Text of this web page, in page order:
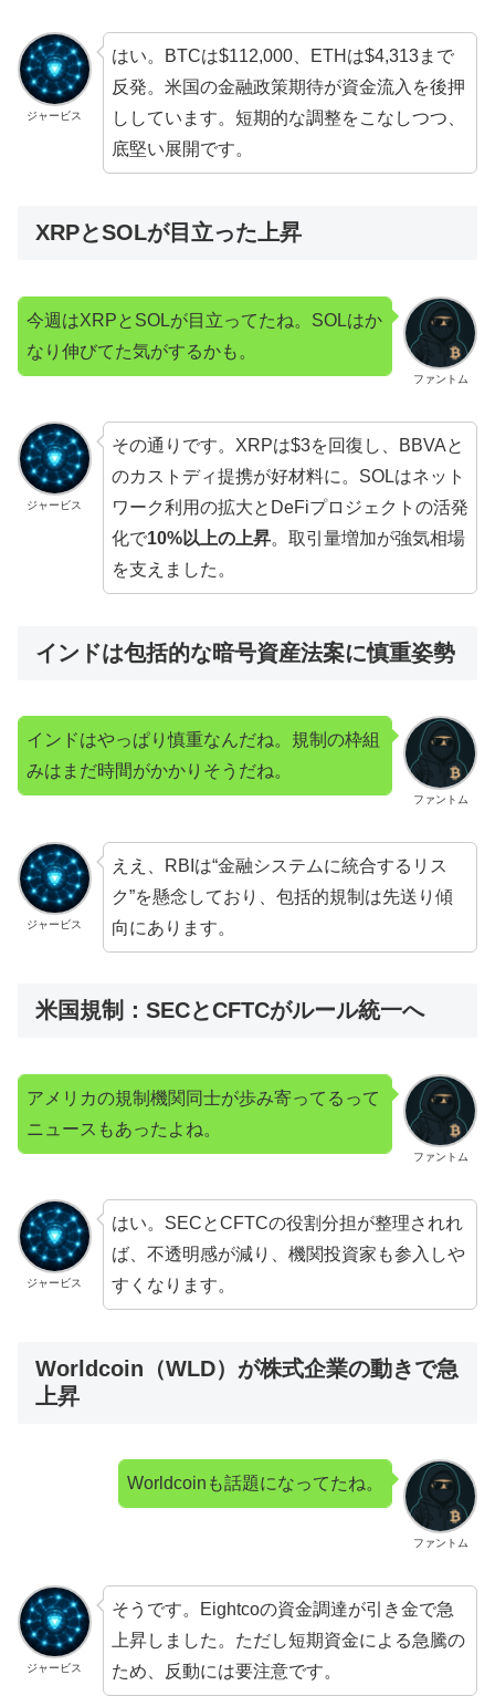
ジャービス
はい。BTCは$112,000、ETHは$4,313まで
反発。米国の金融政策期待が資金流入を後押
ししています。短期的な調整をこなしつつ、
底堅い展開です。
XRPとSOLが目立った上昇
ファントム
今週はXRPとSOLが目立ってたね。SOLはか
なり伸びてた気がするかも。
ジャービス
その通りです。XRPは$3を回復し、BBVAと
のカストディ提携が好材料に。SOLはネット
ワーク利用の拡大とDeFiプロジェクトの活発
化で10%以上の上昇。取引量増加が強気相場
を支えました。
インドは包括的な暗号資産法案に慎重姿勢
ファントム
インドはやっぱり慎重なんだね。規制の枠組
みはまだ時間がかかりそうだね。
ジャービス
ええ、RBIは“金融システムに統合するリス
ク”を懸念しており、包括的規制は先送り傾
向にあります。
米国規制：SECとCFTCがルール統一へ
ファントム
アメリカの規制機関同士が歩み寄ってるって
ニュースもあったよね。
ジャービス
はい。SECとCFTCの役割分担が整理されれ
ば、不透明感が減り、機関投資家も参入しや
すくなります。
Worldcoin（WLD）が株式企業の動きで急
上昇
ファントム
Worldcoinも話題になってたね。
ジャービス
そうです。Eightcoの資金調達が引き金で急
上昇しました。ただし短期資金による急騰の
ため、反動には要注意です。